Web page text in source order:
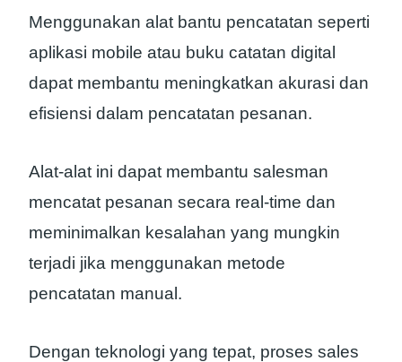
Menggunakan alat bantu pencatatan seperti
aplikasi mobile atau buku catatan digital
dapat membantu meningkatkan akurasi dan
efisiensi dalam pencatatan pesanan.
Alat-alat ini dapat membantu salesman
mencatat pesanan secara real-time dan
meminimalkan kesalahan yang mungkin
terjadi jika menggunakan metode
pencatatan manual.
Dengan teknologi yang tepat, proses sales